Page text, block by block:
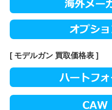
[ モデルガン 買取価格表 ]